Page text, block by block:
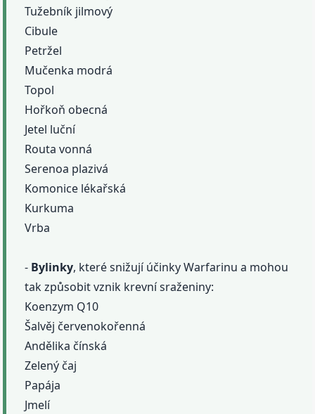
Tužebník jilmový
Cibule
Petržel
Mučenka modrá
Topol
Hořkoň obecná
Jetel luční
Routa vonná
Serenoa plazivá
Komonice lékařská
Kurkuma
Vrba
- Bylinky, které snižují účinky Warfarinu a mohou
tak způsobit vznik krevní sraženiny:
Koenzym Q10
Šalvěj červenokořenná
Andělika čínská
Zelený čaj
Papája
Jmelí